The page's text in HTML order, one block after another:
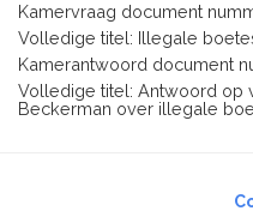
Kamervraag document
Volledige titel: Illegale
Kamerantwoord document
Volledige titel: Antwoord op
Beckerman over illegale